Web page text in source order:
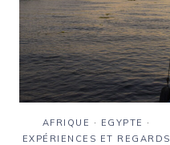
AFRIQUE · EGYPTE ·
EXPÉRIENCES ET REGARDS